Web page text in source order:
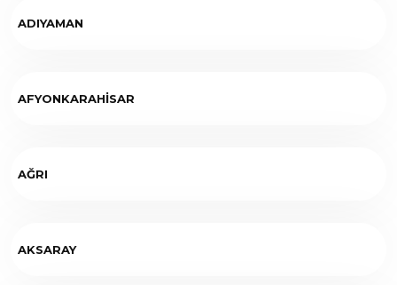
ADIYAMAN
AFYONKARAHİSAR
AĞRI
AKSARAY